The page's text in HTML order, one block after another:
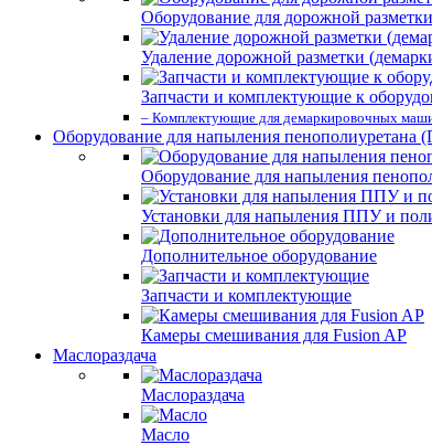
Оборудование для дорожной разметки
Удаление дорожной разметки
Запчасти и комплектующие к
– Комплектующие для демаркировочных
Оборудование для напыления
Оборудование для напыления
Установки для напыления ППУ и
Дополнительное оборудование
Запчасти и комплектующие
Камеры смешивания для Fusion AP
Маслораздача
Маслораздача
Масло